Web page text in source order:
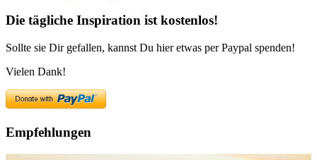
Die tägliche Inspiration ist kostenlos!
Sollte sie Dir gefallen, kannst Du hier etwas per Paypal spenden!
Vielen Dank!
Empfehlungen